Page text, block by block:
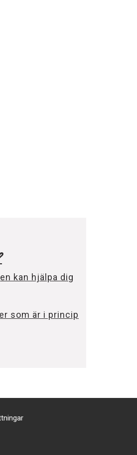
passar dig?
och en diet som är
dig.
går ner i vikt och hur